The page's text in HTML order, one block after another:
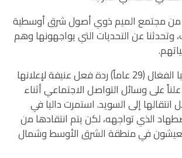
مجتمع الميم ذوي أصول شرق أوسطية
عن التحديات التي يواجهونها وهم
واجهت الناشطة داليا الفغال (29 عاماً) ردة فعل عنيفة لإعلانها
على وسائل التواصل الاجتماعي أثناء
إلى السويد. استمرت داليا في
الذي تواجهه، لكن يتم انتقادها من
في منطقة الشرق الأوسط وشمال